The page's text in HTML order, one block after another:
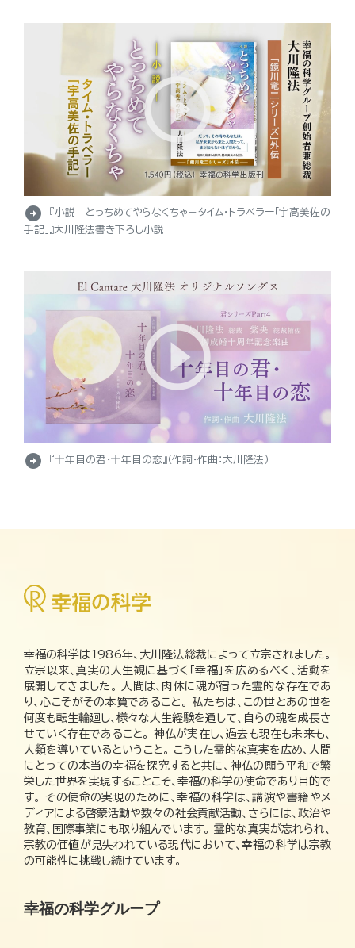
arrow_circle_right
『小説 とっちめてやらなくちゃ－タイム・トラベラー「宇高美佐の
手記」』大川隆法書き下ろし小説
arrow_circle_right 『十年目の君・十年目の恋』（作詞・作曲：大川隆法）
幸福の科学は1986年、大川隆法総裁によって立宗されました。
立宗以来、真実の人生観に基づく「幸福」を広めるべく、活動を
展開してきました。 人間は、肉体に魂が宿った霊的な存在であ
り、心こそがその本質であること。 私たちは、この世とあの世を
何度も転生輪廻し、様々な人生経験を通して、自らの魂を成長さ
せていく存在であること。 神仏が実在し、過去も現在も未来も、
人類を導いているということ。 こうした霊的な真実を広め、人間
にとっての本当の幸福を探究すると共に、神仏の願う平和で繁
栄した世界を実現することこそ、幸福の科学の使命であり目的で
す。 その使命の実現のために、幸福の科学は、講演や書籍やメ
ディアによる啓蒙活動や数々の社会貢献活動、さらには、政治や
教育、国際事業にも取り組んでいます。 霊的な真実が忘れられ、
宗教の価値が見失われている現代において、幸福の科学は宗教
の可能性に挑戦し続けています。
幸福の科学グループ